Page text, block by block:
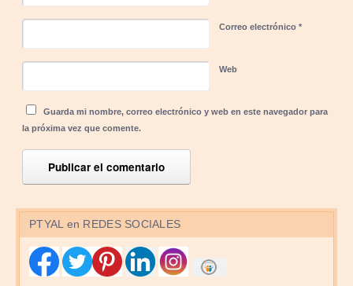
Correo electrónico*
Web
Guarda mi nombre, correo electrónico y web en este navegador para
la próxima vez que comente.
PTYAL en REDES SOCIALES